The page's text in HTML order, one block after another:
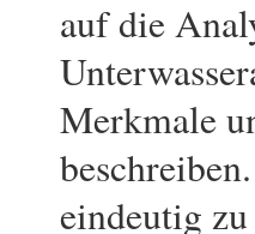
auf die
Merkmale
eindeutig